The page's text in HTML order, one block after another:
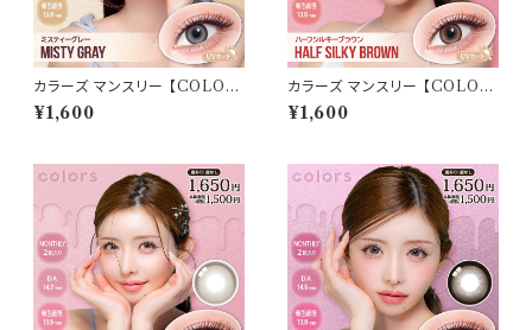
カラーズ マンスリー 【COLOR：
ミスティーグレー】 【1箱2枚入】【
一条響 イメージモデル 】 韓国
トレンズ
¥1,600
カラーズ マンスリー 【COLOR：
ハーフシルキーブラウン】 【1箱2
枚入】【 一条響 イメージモデル
ンタクトレンズ
¥1,600